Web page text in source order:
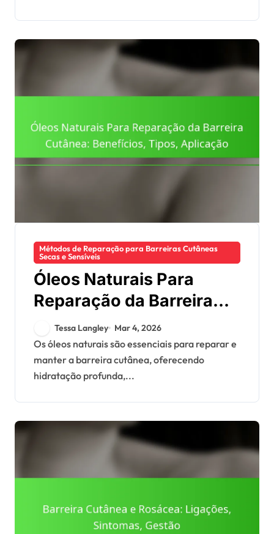
Métodos de Reparação para Barreiras Cutâneas
Secas e Sensíveis
Óleos Naturais Para
Reparação da Barreira
Cutânea: Benefícios,
Tipos, Aplicação
Tessa Langley Mar 4, 2026
Os óleos naturais são essenciais para reparar e
manter a barreira cutânea, oferecendo
hidratação profunda,...